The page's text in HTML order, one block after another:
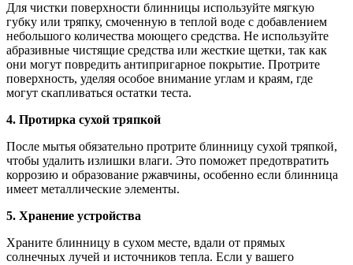
Для чистки поверхности блинницы используйте мягкую
губку или тряпку, смоченную в теплой воде с добавлением
небольшого количества моющего средства. Не используйте
абразивные чистящие средства или жесткие щетки, так как
они могут повредить антипригарное покрытие. Протрите
поверхность, уделяя особое внимание углам и краям, где
могут скапливаться остатки теста.
4. Протирка сухой тряпкой
После мытья обязательно протрите блинницу сухой тряпкой,
чтобы удалить излишки влаги. Это поможет предотвратить
коррозию и образование ржавчины, особенно если блинница
имеет металлические элементы.
5. Хранение устройства
Храните блинницу в сухом месте, вдали от прямых
солнечных лучей и источников тепла. Если у вашего